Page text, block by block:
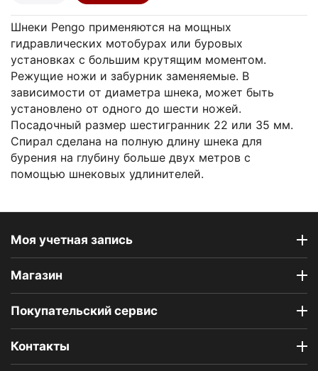
Шнеки Pengo применяются на мощных
гидравлических мотобурах или буровых
установках с большим крутящим моментом.
Режущие ножи и забурник заменяемые. В
зависимости от диаметра шнека, может быть
установлено от одного до шести ножей.
Посадочный размер шестигранник 22 или 35 мм.
Спирал сделана на полную длину шнека для
бурения на глубину больше двух метров с
помощью шнековых удлинителей.
Моя учетная запись
Магазин
Покупательский сервис
Контакты